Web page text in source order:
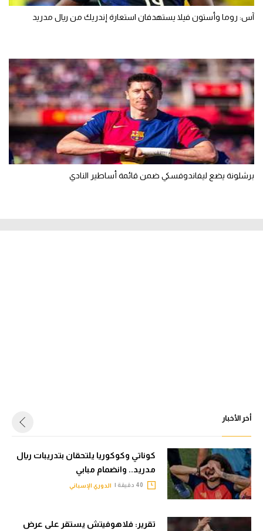
آس: روما وأستون فيلا يستهدفان استعارة إندريك من ريال مدريد
برشلونة يضع ليفاندوفسكي ضمن قائمة أساطير النادي
أخر الأخبار
كوناتي وكوكوريا يلتحقان بتدريبات ريال
مدريد.. وانضمام مبابي
الدوري الإسباني
تقرير: فلاهوفيتش يستقر على عرض